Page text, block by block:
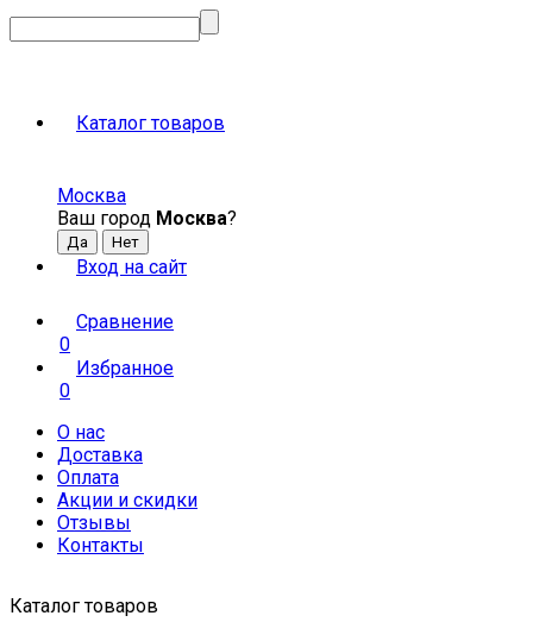
Каталог товаров
Москва
Ваш город Москва?
Вход на сайт
Сравнение
0
Избранное
0
О нас
Доставка
Оплата
Акции и скидки
Отзывы
Контакты
Каталог товаров